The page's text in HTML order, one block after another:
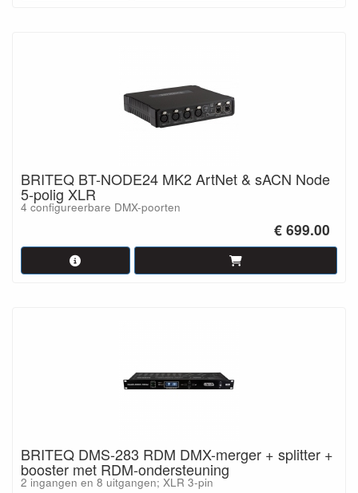
BRITEQ BT-NODE24 MK2 ArtNet & sACN Node
5-polig XLR
4 configureerbare DMX-poorten
€ 699.00
BRITEQ DMS-283 RDM DMX-merger + splitter +
booster met RDM-ondersteuning
2 ingangen en 8 uitgangen; XLR 3-pin